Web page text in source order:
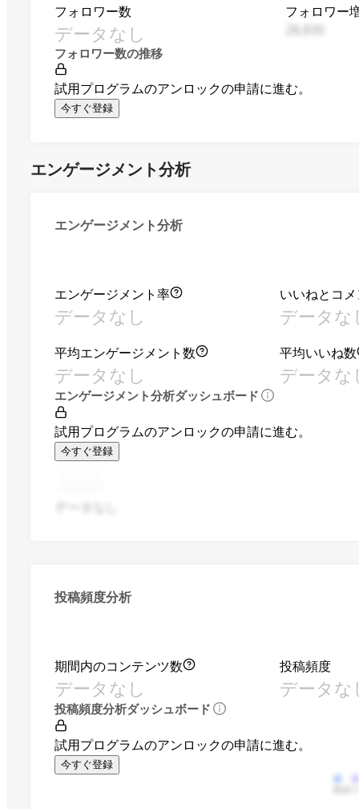
フォロワー数
データなし
フォロワー
フォロワー数の推移
試用プログラムのアンロックの申請に進む。
今すぐ登録
エンゲージメント分析
エンゲージメント分析
エンゲージメント率
データなし
いいねとコ
データな
平均エンゲージメント数
データなし
平均いいね数
データな
エンゲージメント分析ダッシュボード
試用プログラムのアンロックの申請に進む。
今すぐ登録
投稿頻度分析
期間内のコンテンツ数
データなし
投稿頻度
データな
投稿頻度分析ダッシュボード
試用プログラムのアンロックの申請に進む。
今すぐ登録